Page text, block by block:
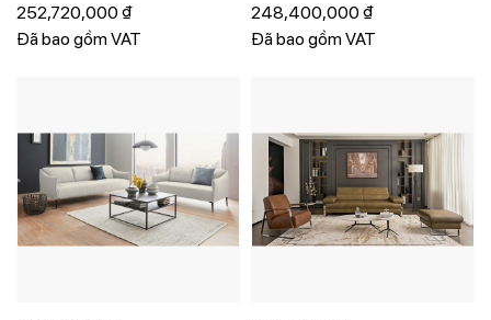
252,720,000 ₫
Đã bao gồm VAT
248,400,000 ₫
Đã bao gồm VAT